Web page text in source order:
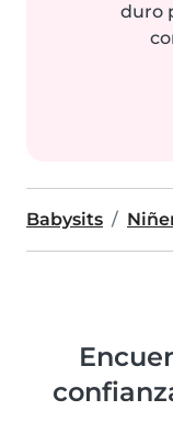
duro
Babysits